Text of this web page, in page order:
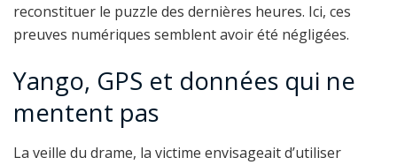
reconstituer le puzzle des dernières heures. Ici, ces
preuves numériques semblent avoir été négligées.
Yango, GPS et données qui ne
mentent pas
La veille du drame, la victime envisageait d’utiliser